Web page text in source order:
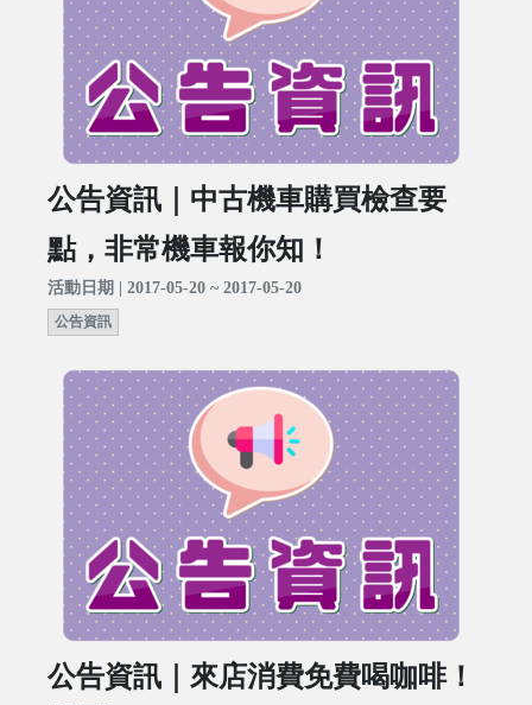
公告資訊｜中古機車購買檢查要
點，非常機車報你知！
活動日期 | 2017-05-20 ~ 2017-05-20
公告資訊
公告資訊｜來店消費免費喝咖啡！